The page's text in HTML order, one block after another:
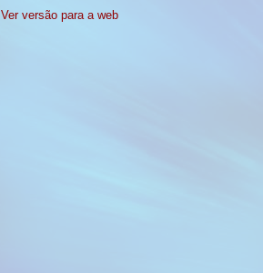
Ver versão para a web